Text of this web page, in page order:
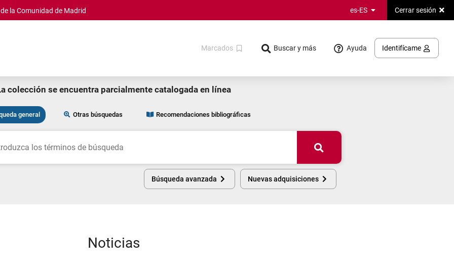
la Comunidad de Madrid es-ES Cerrar sesión
Marcados Buscar y más Ayuda Identifícame
colección se encuentra parcialmente catalogada en línea
general Otras búsquedas Recomendaciones bibliográficas
Buscar
Búsqueda avanzada Nuevas adquisiciones
Noticias